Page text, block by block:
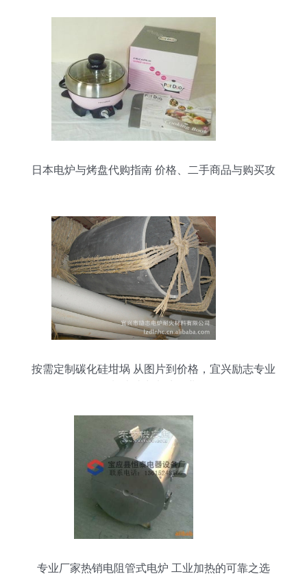
日本电炉与烤盘代购指南 价格、二手商品与购买攻
按需定制碳化硅坩埚 从图片到价格，宜兴励志专业
专业厂家热销电阻管式电炉 工业加热的可靠之选